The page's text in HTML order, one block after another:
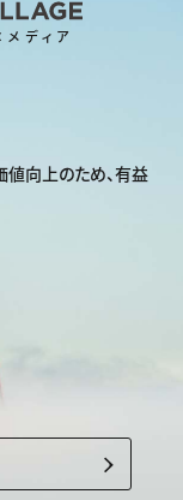
ディア
向上のため、有益